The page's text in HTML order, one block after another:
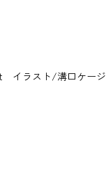
イラスト/溝口ケージ